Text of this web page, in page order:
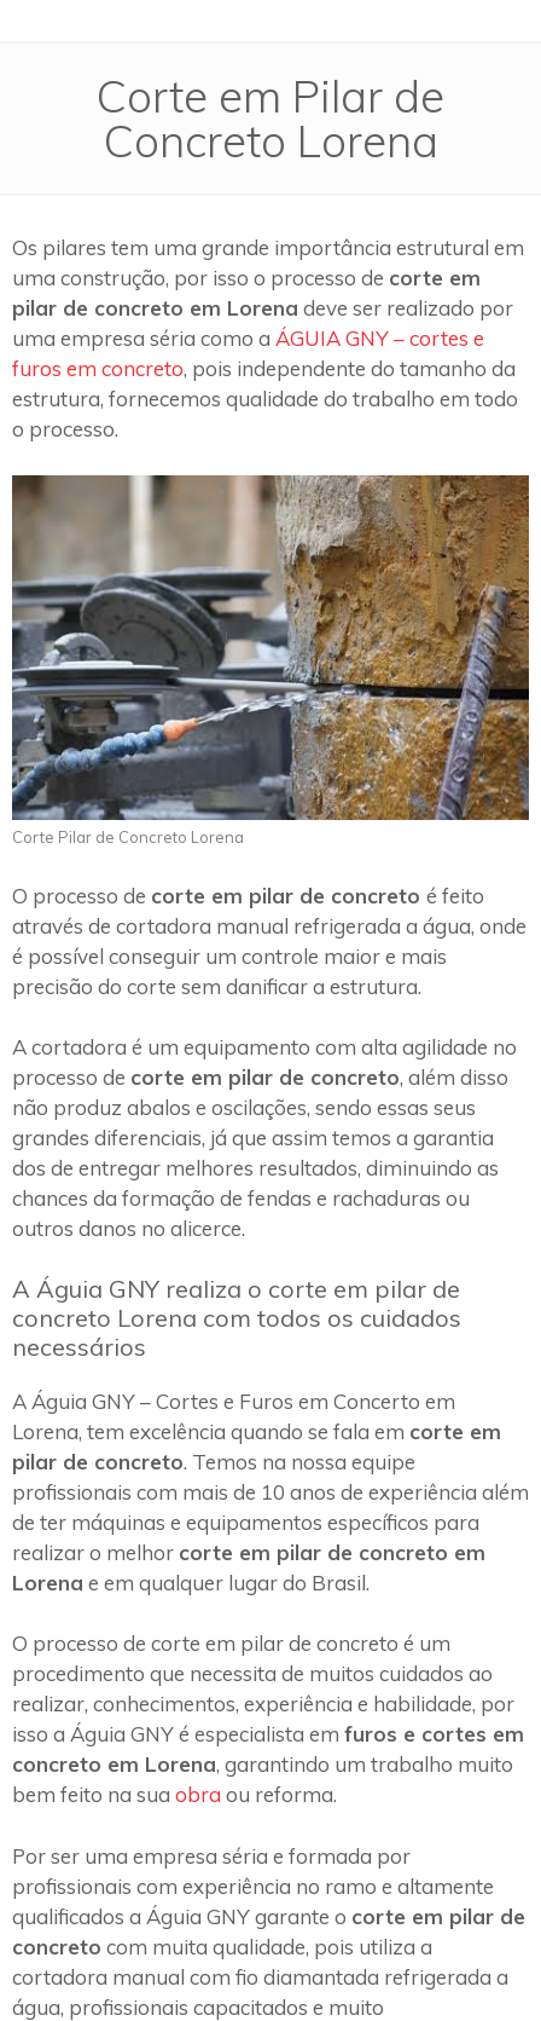
Corte em Pilar de
Concreto Lorena
Os pilares tem uma grande importância estrutural em
uma construção, por isso o processo de corte em
pilar de concreto em Lorena deve ser realizado por
uma empresa séria como a ÁGUIA GNY – cortes e
furos em concreto, pois independente do tamanho da
estrutura, fornecemos qualidade do trabalho em todo
o processo.
Corte Pilar de Concreto Lorena
O processo de corte em pilar de concreto é feito
através de cortadora manual refrigerada a água, onde
é possível conseguir um controle maior e mais
precisão do corte sem danificar a estrutura.
A cortadora é um equipamento com alta agilidade no
processo de corte em pilar de concreto, além disso
não produz abalos e oscilações, sendo essas seus
grandes diferenciais, já que assim temos a garantia
dos de entregar melhores resultados, diminuindo as
chances da formação de fendas e rachaduras ou
outros danos no alicerce.
A Águia GNY realiza o corte em pilar de
concreto Lorena com todos os cuidados
necessários
A Águia GNY – Cortes e Furos em Concerto em
Lorena, tem excelência quando se fala em corte em
pilar de concreto. Temos na nossa equipe
profissionais com mais de 10 anos de experiência além
de ter máquinas e equipamentos específicos para
realizar o melhor corte em pilar de concreto em
Lorena e em qualquer lugar do Brasil.
O processo de corte em pilar de concreto é um
procedimento que necessita de muitos cuidados ao
realizar, conhecimentos, experiência e habilidade, por
isso a Águia GNY é especialista em furos e cortes em
concreto em Lorena, garantindo um trabalho muito
bem feito na sua obra ou reforma.
Por ser uma empresa séria e formada por
profissionais com experiência no ramo e altamente
qualificados a Águia GNY garante o corte em pilar de
concreto com muita qualidade, pois utiliza a
cortadora manual com fio diamantada refrigerada a
água, profissionais capacitados e muito